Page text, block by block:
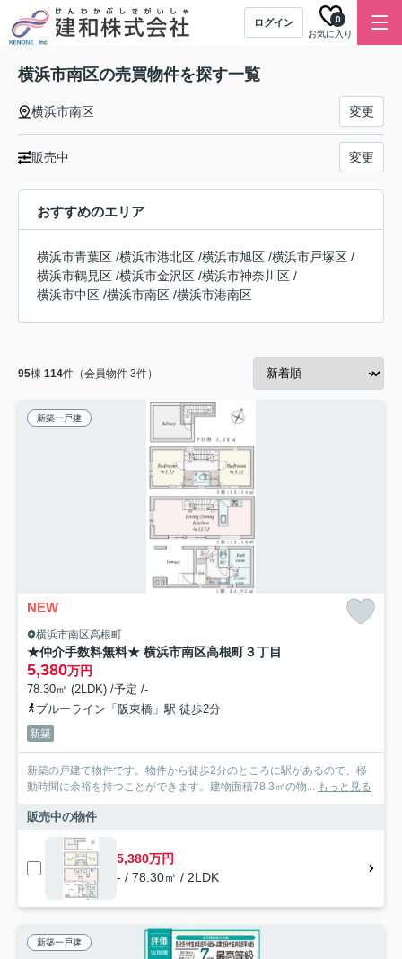
ログイン
お気に入り
0
横浜市南区の売買物件を探す一覧
横浜市南区 変更
販売中 変更
おすすめのエリア
横浜市青葉区 /横浜市港北区 /横浜市旭区 /横浜市戸塚区 /
横浜市鶴見区 /横浜市金沢区 /横浜市神奈川区 /
横浜市中区 /横浜市南区 /横浜市港南区
95棟 114件（会員物件 3件）
新築一戸建
NEW
横浜市南区高根町
★仲介手数料無料★ 横浜市南区高根町３丁目
5,380万円
78.30㎡ (2LDK) /予定 /-
ブルーライン「阪東橋」駅 徒歩2分
新築
新築の戸建て物件です。物件から徒歩2分のところに駅があるので、移
動時間に余裕を持つことができます。建物面積78.3㎡の物... もっと見る
販売中の物件
5,380万円
- / 78.30㎡ / 2LDK
新築一戸建